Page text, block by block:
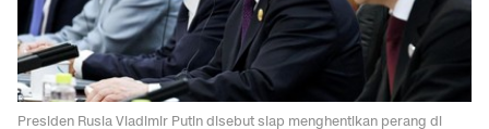
Presiden Rusia Vladimir Putin disebut siap menghentikan perang di